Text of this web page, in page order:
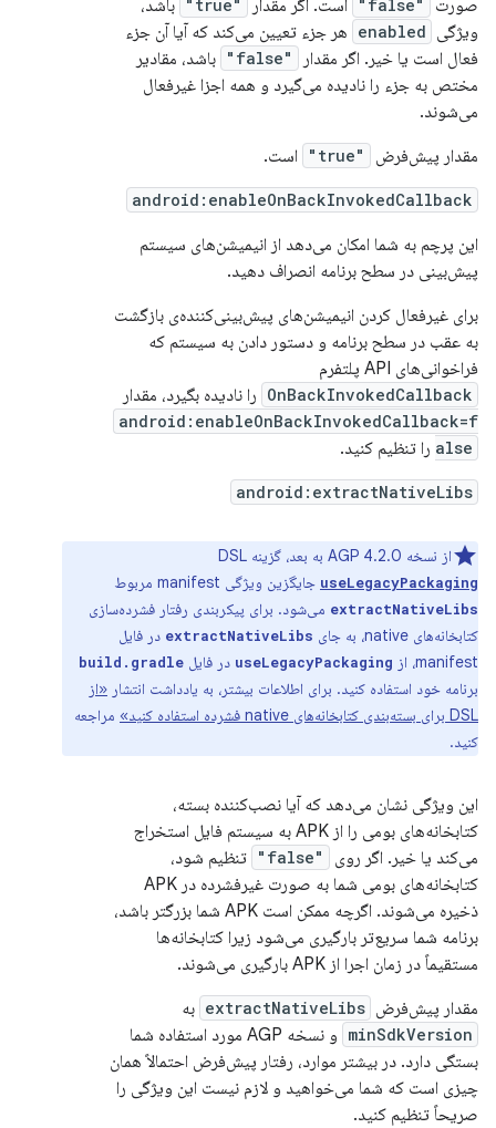
صورت "false" است. اگر مقدار "true"
باشد،
ویژگی enabled هر جزء تعیین می‌کند که آیا آن جزء
فعال است یا خیر. اگر مقدار
"false"
باشد، مقادیر
مختص به جزء را نادیده می‌گیرد و همه اجزا غیرفعال
می‌شوند.
مقدار پیش‌فرض
"true" است.
android:enableOnBackInvokedCallback
این پرچم به شما امکان می‌دهد از انیمیشن‌های سیستم
پیش‌بینی در سطح برنامه انصراف دهید.
برای غیرفعال کردن انیمیشن‌های پیش‌بینی‌کننده‌ی بازگشت
به عقب در سطح برنامه و دستور دادن به سیستم که
فراخوانی‌های API پلتفرم
OnBackInvokedCallback را نادیده بگیرد، مقدار
android:enableOnBackInvokedCallback=f
alse را تنظیم کنید.
android:extractNativeLibs
از نسخه AGP 4.2.0 به بعد، گزینه DSL
useLegacyPackaging جایگزین ویژگی manifest مربوط
extractNativeLibs می‌شود. برای پیکربندی رفتار فشرده‌سازی
کتابخانه‌های native، به جای
extractNativeLibs در فایل
manifest، از
useLegacyPackaging در فایل build.gradle
برنامه خود استفاده کنید. برای اطلاعات بیشتر، به یادداشت انتشار «از
DSL برای بسته‌بندی کتابخانه‌های native فشرده استفاده کنید»
مراجعه
کنید.
این ویژگی نشان می‌دهد که آیا نصب‌کننده بسته،
کتابخانه‌های بومی را از APK به سیستم فایل استخراج
می‌کند یا خیر. اگر روی
"false"
تنظیم شود،
کتابخانه‌های بومی شما به صورت غیرفشرده در APK
ذخیره می‌شوند. اگرچه ممکن است APK شما بزرگتر باشد،
برنامه شما سریع‌تر بارگیری می‌شود زیرا کتابخانه‌ها
مستقیماً در زمان اجرا از APK بارگیری می‌شوند.
مقدار پیش‌فرض extractNativeLibs به
minSdkVersion
و نسخه AGP مورد استفاده شما
بستگی دارد. در بیشتر موارد، رفتار پیش‌فرض احتمالاً همان
چیزی است که شما می‌خواهید و لازم نیست این ویژگی را
صریحاً تنظیم کنید.